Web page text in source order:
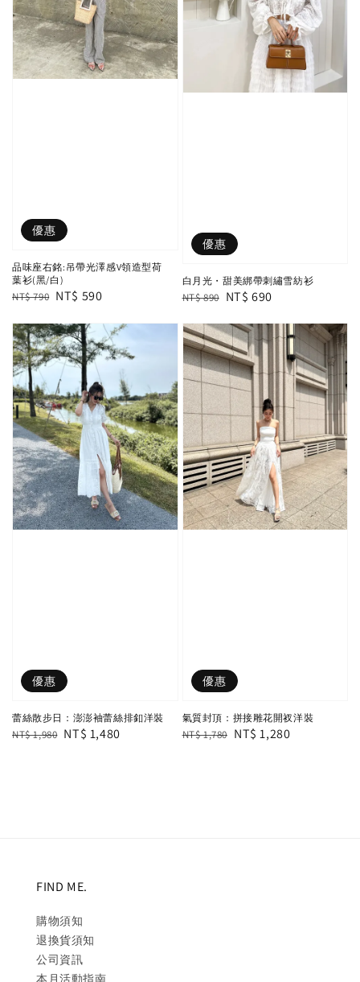
優惠
品味座右銘:吊帶光澤感V領造型荷
葉衫(黑/白)
Regular
NT$ 790 Sale
NT$ 590
優惠
白月光・甜美綁帶刺繡雪紡衫
Regular
NT$ 890 Sale
NT$ 690
優惠
蕾絲散步日：澎澎袖蕾絲排釦洋裝
Regular
NT$ 1,980 Sale
NT$ 1,480
優惠
氣質封頂：拼接雕花開衩洋裝
Regular
NT$ 1,780 Sale
NT$ 1,280
FIND ME.
購物須知
退換貨須知
公司資訊